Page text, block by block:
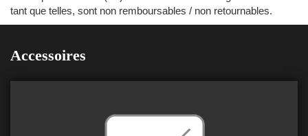
tant que telles, sont non remboursables / non retournables.
Accessoires